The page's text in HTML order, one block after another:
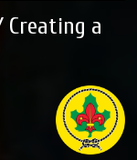
Creating a